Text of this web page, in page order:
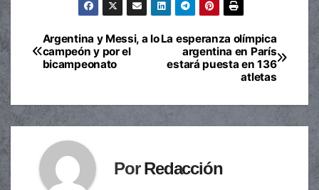
Navegación
de
entradas
La esperanza olímpica
argentina en París
estará puesta en 136
atletas
Argentina y Messi, a lo
campeón y por el
bicampeonato
PorRedacción